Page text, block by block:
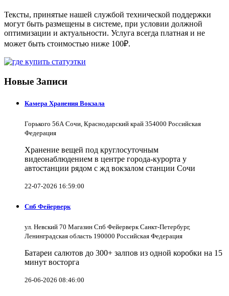
Тексты, принятые нашей службой технической поддержки
могут быть размещены в системе, при условии должной
оптимизации и актуальности. Услуга всегда платная и не
может быть стоимостью ниже 100₽.
Новые Записи
Камера Хранения Вокзала
Горького 56А Сочи, Краснодарский край 354000 Российская
Федерация
Хранение вещей под круглосуточным
видеонаблюдением в центре города-курорта у
автостанции рядом с жд вокзалом станции Сочи
22-07-2026 16:59:00
Спб Фейерверк
ул. Невский 70 Магазин Спб Фейерверк Санкт-Петербург,
Ленинградская область 190000 Российская Федерация
Батареи салютов до 300+ залпов из одной коробки на 15
минут восторга
26-06-2026 08:46:00